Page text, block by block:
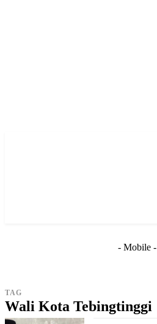
- Mobile -
TAG
Wali Kota Tebingtinggi